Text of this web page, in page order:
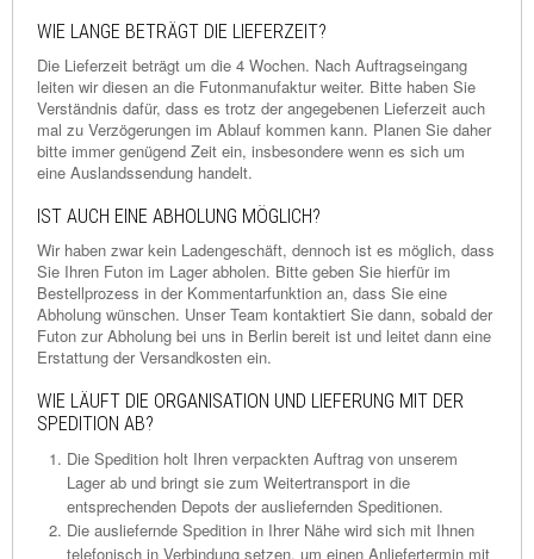
WIE LANGE BETRÄGT DIE LIEFERZEIT?
Die Lieferzeit beträgt um die 4 Wochen. Nach Auftragseingang
leiten wir diesen an die Futonmanufaktur weiter. Bitte haben Sie
Verständnis dafür, dass es trotz der angegebenen Lieferzeit auch
mal zu Verzögerungen im Ablauf kommen kann. Planen Sie daher
bitte immer genügend Zeit ein, insbesondere wenn es sich um
eine Auslandssendung handelt.
IST AUCH EINE ABHOLUNG MÖGLICH?
Wir haben zwar kein Ladengeschäft, dennoch ist es möglich, dass
Sie Ihren Futon im Lager abholen. Bitte geben Sie hierfür im
Bestellprozess in der Kommentarfunktion an, dass Sie eine
Abholung wünschen. Unser Team kontaktiert Sie dann, sobald der
Futon zur Abholung bei uns in Berlin bereit ist und leitet dann eine
Erstattung der Versandkosten ein.
WIE LÄUFT DIE ORGANISATION UND LIEFERUNG MIT DER
SPEDITION AB?
Die Spedition holt Ihren verpackten Auftrag von unserem
Lager ab und bringt sie zum Weitertransport in die
entsprechenden Depots der ausliefernden Speditionen.
Die ausliefernde Spedition in Ihrer Nähe wird sich mit Ihnen
telefonisch in Verbindung setzen, um einen Anliefertermin mit